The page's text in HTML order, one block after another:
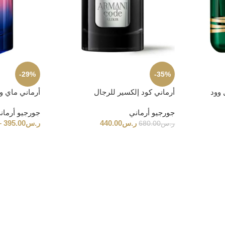
وود
-35%
أرماني كود إلكسير للرجال
جورجيو أرماني
ر.س680.00 ر.س440.00
-29%
أرماني ماي
جورجيو
ر.س395.00